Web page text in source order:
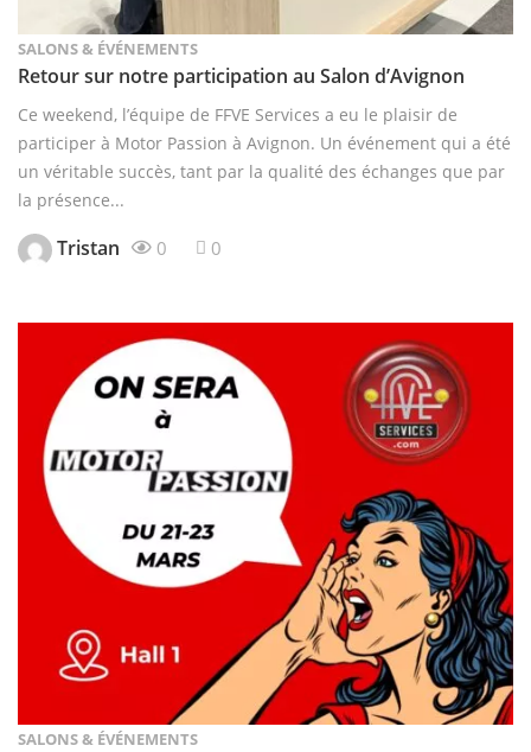
SALONS & ÉVÉNEMENTS
Retour sur notre participation au Salon d’Avignon
Ce weekend, l’équipe de FFVE Services a eu le plaisir de
participer à Motor Passion à Avignon. Un événement qui a été
un véritable succès, tant par la qualité des échanges que par
la présence...
Tristan 0 0
SALONS & ÉVÉNEMENTS